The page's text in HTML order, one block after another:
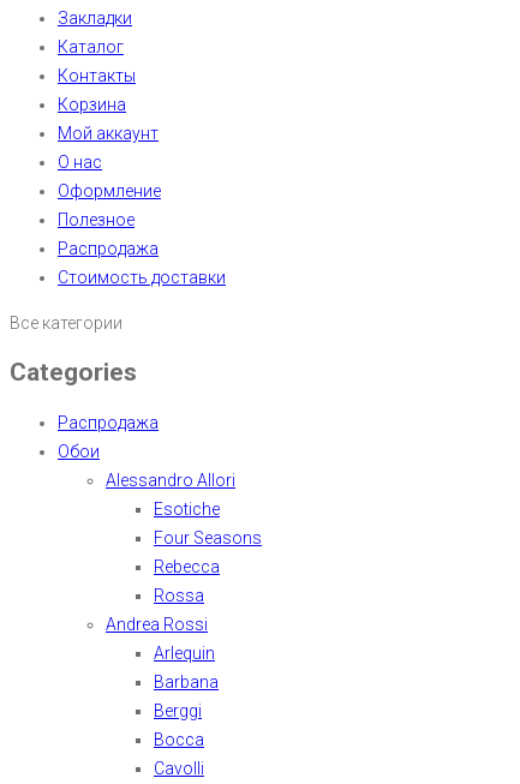
Закладки
Каталог
Контакты
Корзина
Мой аккаунт
О нас
Оформление
Полезное
Распродажа
Стоимость доставки
Все категории
Categories
Распродажа
Обои
Alessandro Allori
Esotiche
Four Seasons
Rebecca
Rossa
Andrea Rossi
Arlequin
Barbana
Berggi
Bocca
Cavolli